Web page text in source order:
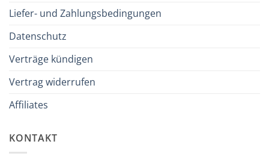
Liefer- und Zahlungsbedingungen
Datenschutz
Verträge kündigen
Vertrag widerrufen
Affiliates
KONTAKT